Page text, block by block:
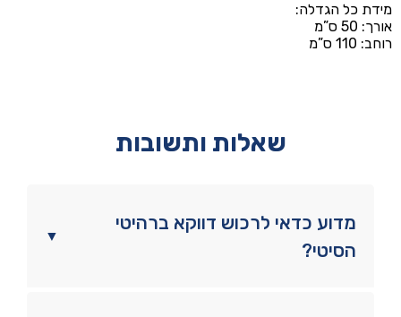
מידת כל הגדלה:
אורך: 50 ס”מ
רוחב: 110 ס”מ
שאלות ותשובות
▼
מדוע כדאי לרכוש דווקא ברהיטי
הסיטי?